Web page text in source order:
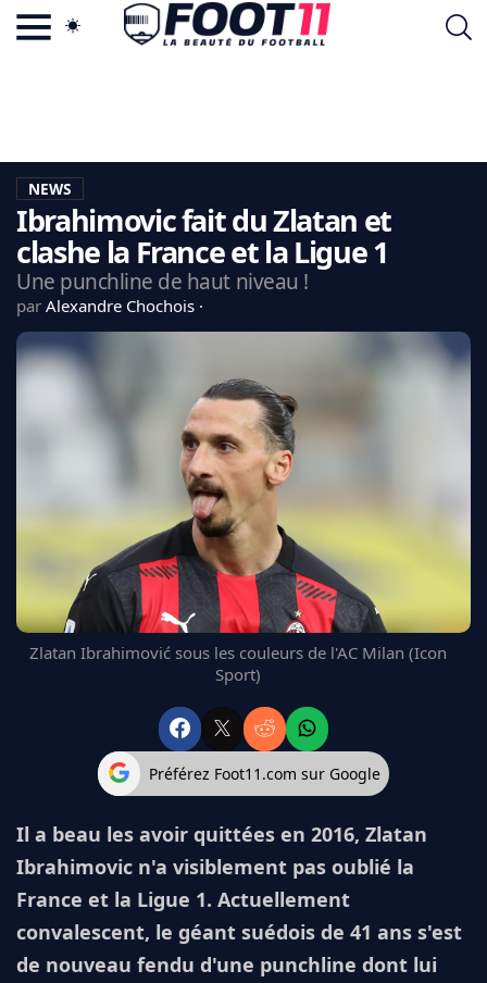
LA CHARTE
VIE PRIVÉE
CGU
CONTACTEZ-NOUS
MERCATO
CDM 2026
FC BARCELONE
MANCHESTER UNITED
ARSENAL
BAYERN
NEWS
Ibrahimovic fait du Zlatan et
clashe la France et la Ligue 1
Une punchline de haut niveau !
par Alexandre Chochois
Zlatan Ibrahimović sous les couleurs de l'AC Milan (Icon
Sport)
Préférez Foot11.com sur Google
Il a beau les avoir quittées en 2016, Zlatan
Ibrahimovic n'a visiblement pas oublié la
France et la Ligue 1. Actuellement
convalescent, le géant suédois de 41 ans s'est
de nouveau fendu d'une punchline dont lui